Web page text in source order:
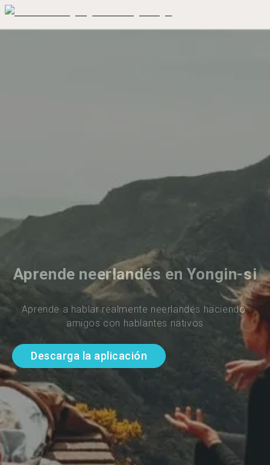
Aprende neerlandés en Yongin-si
Aprende a hablar realmente neerlandés haciendo
amigos con hablantes nativos
Descarga la aplicación